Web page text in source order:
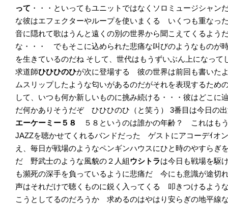
って ・・・といってもユニットではなくソロミュージシャ
な彼はエフェクターやループを使いまくる いくつも重なっ
音に隠れて歌はうんと遠くの別の世界から聞こえてくるよう
な・・・ でもそこに込められた悲痛な叫びのようなものが
を生きているのだね そして、世代はもうずいぶん上になって
求道師ひひひのひが次に登場する 彼の世界は前回も書いた
ムスリップしたような匂いがあるのだがそれを表現するた
して、いつも何か新しいものに挑み続ける・・・彼はどこ
だ何かありそうだぞ ひひひのひ（と笑う）
3番目は今日の
エーケーミー５８
５８というのは誰かの年齢？ これはも
JAZZを聴かせてくれるバンドだった ゲストにアコーデｲオ
え、毎日が戦場のようなペンギンハウスにひと時のやすらぎ
だ 野武士のような風貌の２人組ウシ トラは今日も戦場を駆
も瀕死の深手を負っているように悲痛だ 今にも意識が途切
声はそれだけで聴くものに鋭く入ってくる 叩きつけるよう
こうとしてるのだろうか 求めるのはやはり安らぎの地平線